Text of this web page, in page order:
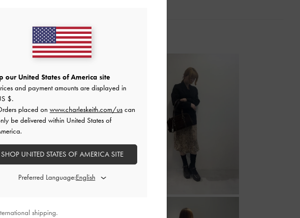
our United States of America site
and payment amounts are displayed in
$.
placed on www.charleskeith.com/us can
be delivered within United States of
SHOP UNITED STATES OF AMERICA SITE
Preferred Language:
shipping.